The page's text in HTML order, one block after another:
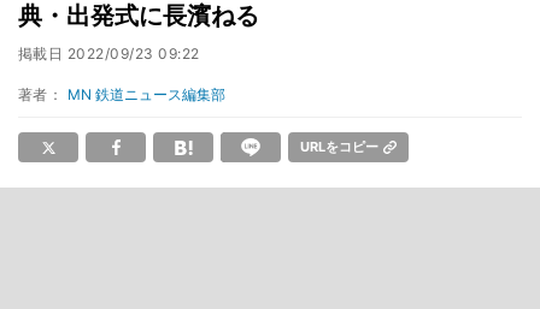
典・出発式に長濱ねる
掲載日 2022/09/23 09:22
著者： MN 鉄道ニュース編集部
URLをコピー